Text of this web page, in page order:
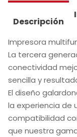
Descripción
Impresora
La tercera
conectividad
sencilla y
El diseño
la experiencia de
compatibilidad
que nuestra